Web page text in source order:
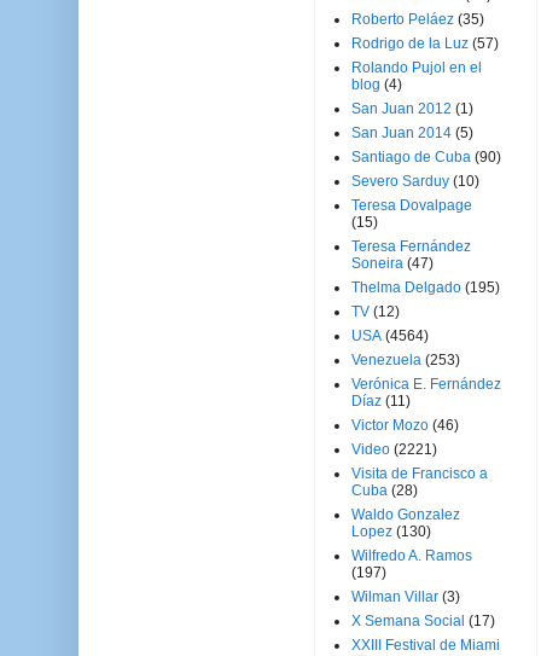
Roberto Peláez (35)
Rodrigo de la Luz (57)
Rolando Pujol en el
blog (4)
San Juan 2012 (1)
San Juan 2014 (5)
Santiago de Cuba (90)
Severo Sarduy (10)
Teresa Dovalpage
(15)
Teresa Fernández
Soneira (47)
Thelma Delgado (195)
TV (12)
USA (4564)
Venezuela (253)
Verónica E. Fernández
Díaz (11)
Victor Mozo (46)
Video (2221)
Visita de Francisco a
Cuba (28)
Waldo Gonzalez
Lopez (130)
Wilfredo A. Ramos
(197)
Wilman Villar (3)
X Semana Social (17)
XXIII Festival de Miami